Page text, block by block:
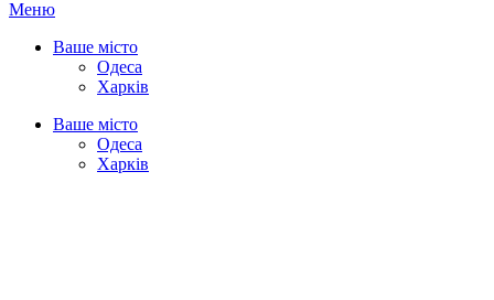
Меню
Ваше місто
Одеса
Харків
Ваше місто
Одеса
Харків